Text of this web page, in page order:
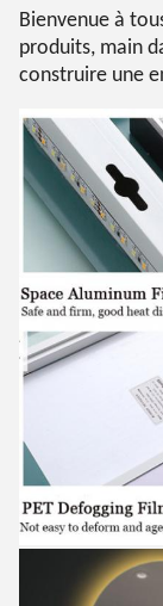
Bienvenue à
produits, main
construire une